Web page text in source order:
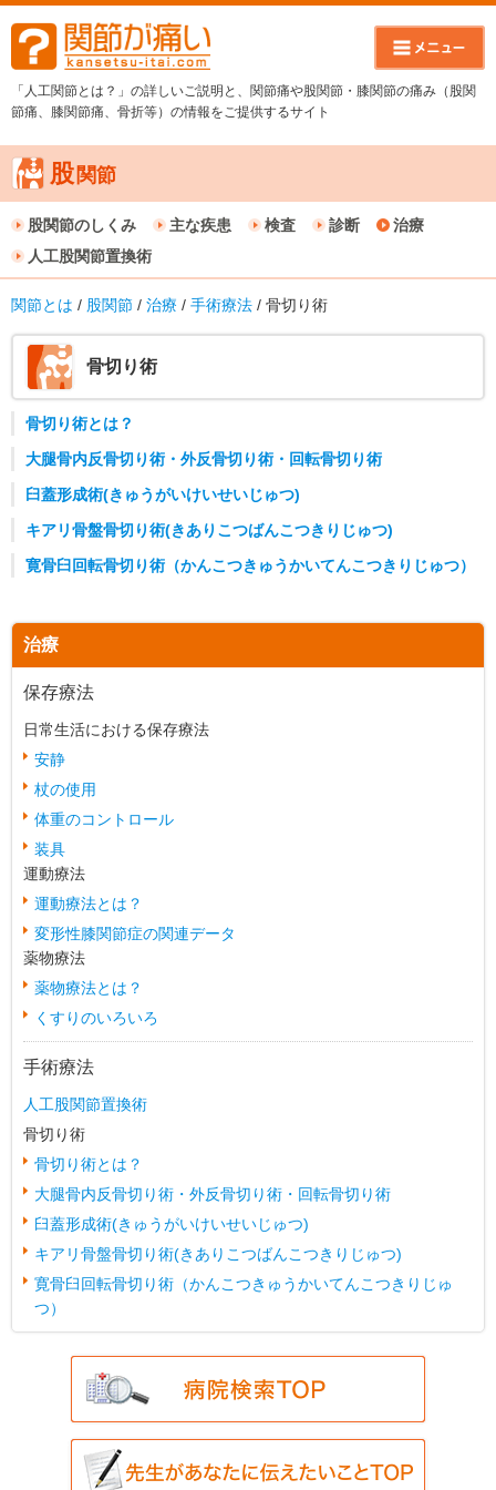
「人工関節とは？」の詳しいご説明と、関節痛や股関節・膝関節の痛み（股関
節痛、膝関節痛、骨折等）の情報をご提供するサイト
股 関節
股関節のしくみ 主な疾患 検査 診断
治療
人工股関節置換術
関節とは / 股関節 / 治療 / 手術療法 / 骨切り術
骨切り術
骨切り術とは？
大腿骨内反骨切り術・外反骨切り術・回転骨切り術
臼蓋形成術(きゅうがいけいせいじゅつ)
キアリ骨盤骨切り術(きありこつばんこつきりじゅつ)
寛骨臼回転骨切り術（かんこつきゅうかいてんこつきりじゅつ）
治療
保存療法
日常生活における保存療法
安静
杖の使用
体重のコントロール
装具
運動療法
運動療法とは？
変形性膝関節症の関連データ
薬物療法
薬物療法とは？
くすりのいろいろ
手術療法
人工股関節置換術
骨切り術
骨切り術とは？
大腿骨内反骨切り術・外反骨切り術・回転骨切り術
臼蓋形成術(きゅうがいけいせいじゅつ)
キアリ骨盤骨切り術(きありこつばんこつきりじゅつ)
寛骨臼回転骨切り術（かんこつきゅうかいてんこつきりじゅ
つ）